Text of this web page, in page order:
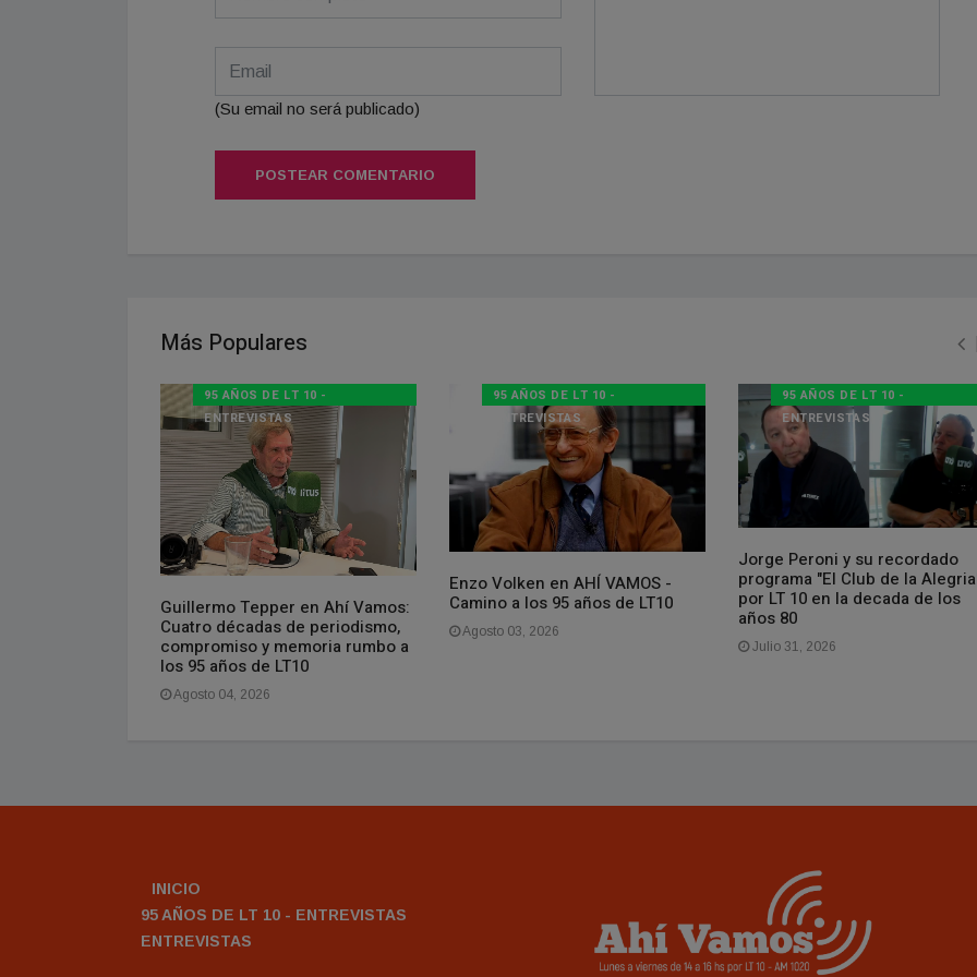
(Su email no será publicado)
POSTEAR COMENTARIO
Más Populares
95 AÑOS DE LT 10 -
ENTREVISTAS
Guillermo Tepper en Ahí Vamos:
Cuatro décadas de periodismo,
compromiso y memoria rumbo a
los 95 años de LT10
Agosto 04, 2026
95 AÑOS DE LT 10 -
ENTREVISTAS
Enzo Volken en AHÍ VAMOS -
Camino a los 95 años de LT10
Agosto 03, 2026
95 AÑOS DE LT 10 -
ENTREVISTAS
Jorge Peroni y su recordado
programa "El Club de la
por LT 10 en la decada de los
años 80
Julio 31, 2026
INICIO
95 AÑOS DE LT 10 - ENTREVISTAS
ENTREVISTAS